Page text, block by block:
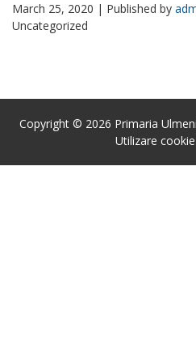
March 25, 2020 | Published by
Uncategorized
Copyright © 2026 Primaria
Utilizare